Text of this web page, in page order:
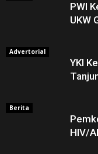
PWI
UKW
Advertorial
YKI
Berita
HIV/